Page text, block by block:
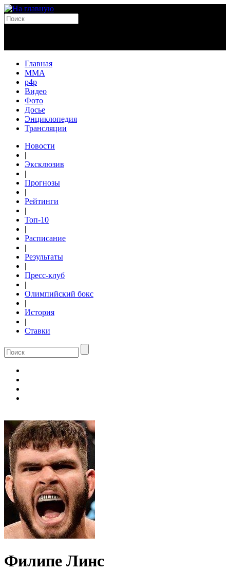
Главная
MMA
p4p
Видео
Фото
Досье
Энциклопедия
Трансляции
Новости
|
Эксклюзив
|
Прогнозы
|
Рейтинги
|
Топ-10
|
Расписание
|
Результаты
|
Пресс-клуб
|
Олимпийский бокс
|
История
|
Ставки
Филипе Линс